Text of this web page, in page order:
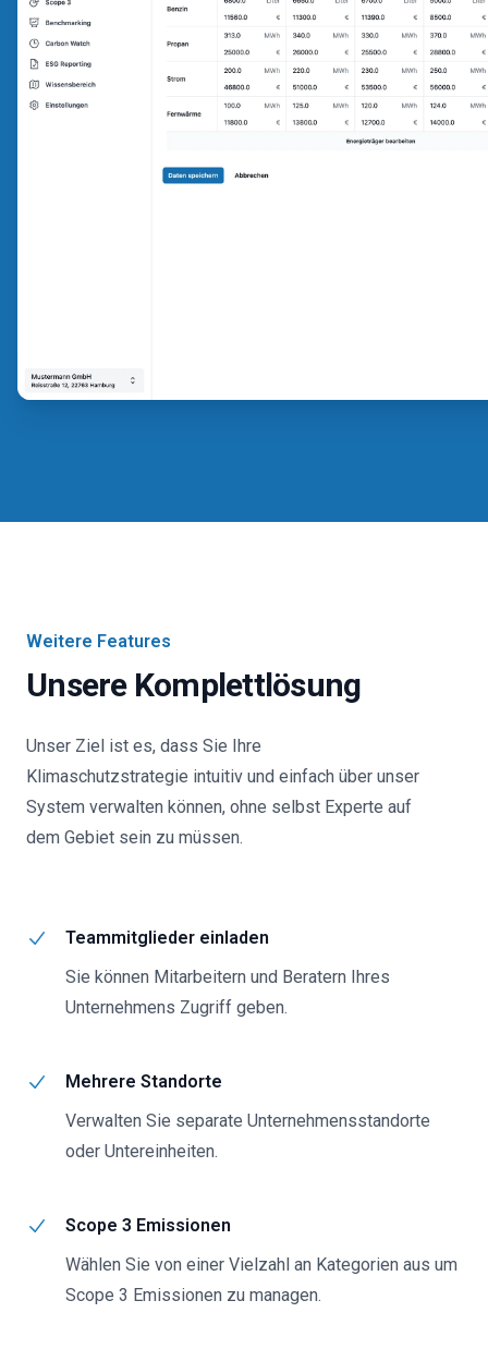
Weitere Features
Unsere Komplettlösung
Unser Ziel ist es, dass Sie Ihre
Klimaschutzstrategie intuitiv und einfach über unser
System verwalten können, ohne selbst Experte auf
dem Gebiet sein zu müssen.
Teammitglieder einladen
Sie können Mitarbeitern und Beratern Ihres
Unternehmens Zugriff geben.
Mehrere Standorte
Verwalten Sie separate Unternehmensstandorte
oder Untereinheiten.
Scope 3 Emissionen
Wählen Sie von einer Vielzahl an Kategorien aus um
Scope 3 Emissionen zu managen.